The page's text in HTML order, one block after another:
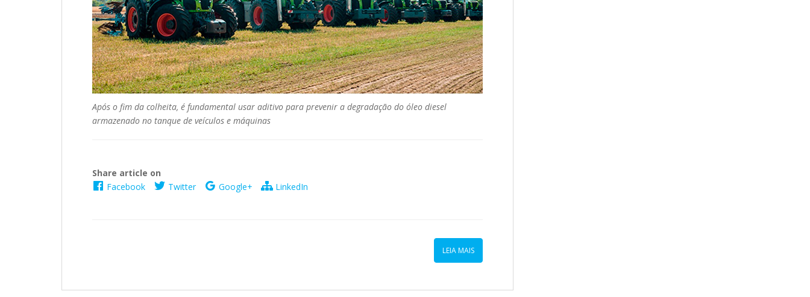
Após o fim da colheita, é fundamental usar aditivo para prevenir a degradação do óleo diesel
armazenado no tanque de veículos e máquinas
Share article on
Facebook
Twitter Google+ LinkedIn
LEIA MAIS